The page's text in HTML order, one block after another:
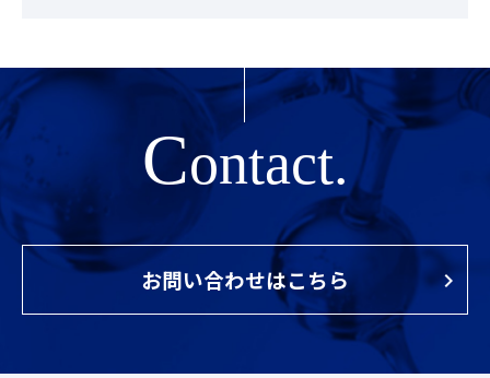
Contact.
お問い合わせはこちら